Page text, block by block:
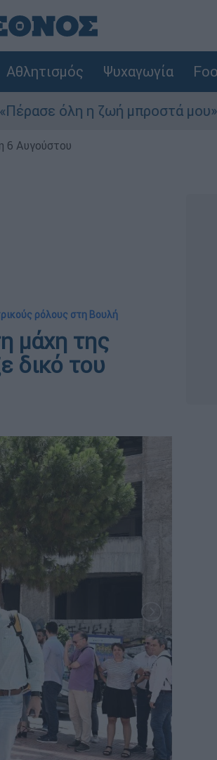
Αθλητισμός Ψυχαγωγία
ζωή μπροστά μου»
6 Αυγούστου
ρόλους στη Βουλή
μάχη της
δικό του